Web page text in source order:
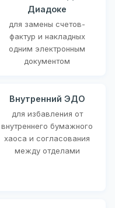
Диадоке
для замены счетов-
фактур и накладных
одним электронным
документом
Внутренний ЭДО
для избавления от
внутреннего бумажного
хаоса и согласования
между отделами